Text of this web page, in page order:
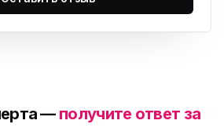
— получите ответ за